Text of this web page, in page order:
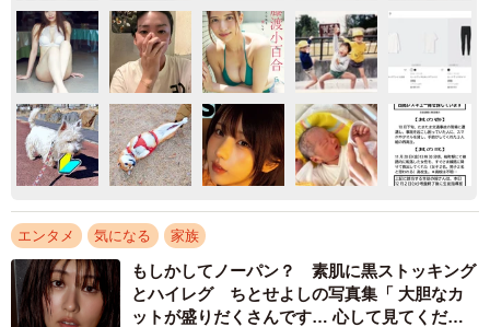
エンタメ 気になる 家族
もしかしてノーパン？ 素肌に黒ストッキング
とハイレグ ちとせよしの写真集「 大胆なカ
ットが盛りだくさんです… 心して見てくださ